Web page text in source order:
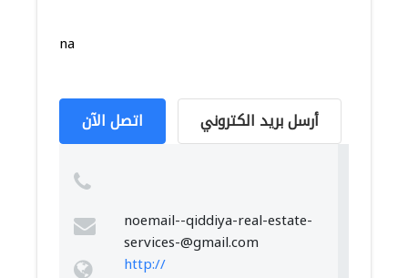
na
اتصل الآن أرسل بريد الكتروني
noemail--qiddiya-real-estate-
services-@gmail.com
http://